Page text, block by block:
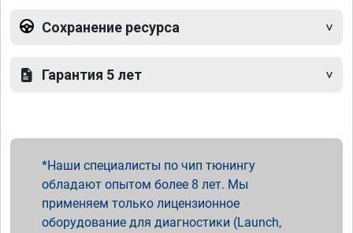
Сохранение ресурса
Гарантия 5 лет
Наши специалисты по чип тюнингу
обладают опытом более 8 лет. Мы
применяем только лицензионное
оборудование для диагностики (Launch,